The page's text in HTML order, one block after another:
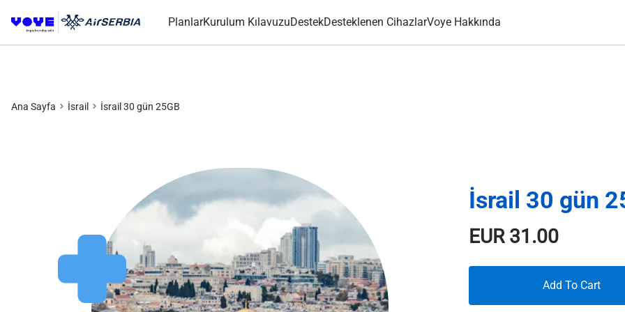
PlanlarKurulum KılavuzuDestekDesteklenen CihazlarVoye Hakkında
Ana Sayfa İsrail İsrail 30 gün 25GB
İsrail 30 gün
EUR31.00
Add To Cart